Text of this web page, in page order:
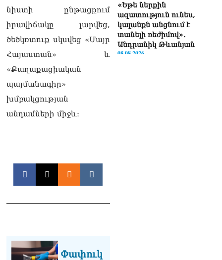
նիստի ընթացքում
իրավիճակը լարվեց,
ծեծկռտուք սկսվեց «Մայր
Հայաստան» և
«Քաղաքացիական
պայմանագիր»
խմբակցության
անդամների միջև։
Փափուկ
«Եթե ներքին
ազատություն ունես,
կալանքն անցնում է
տանելի ռեժիմով»․
Անդրանիկ Թևանյան
08.08.2026